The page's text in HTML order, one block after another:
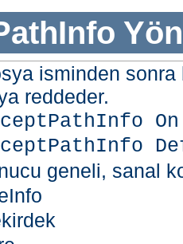
isminden
reddeder.
geneli, sanal